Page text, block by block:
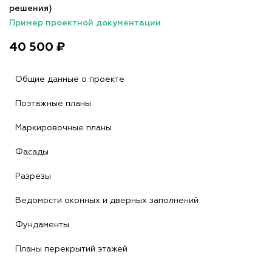
решения)
Пример проектной документации
40 500 ₽
Общие данные о проекте
Поэтажные планы
Маркировочные планы
Фасады
Разрезы
Ведомости оконных и дверных заполнений
Фундаменты
Планы перекрытий этажей